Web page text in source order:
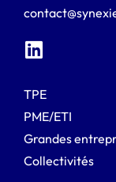
TPE
PME/ETI
Grandes
Collectivités